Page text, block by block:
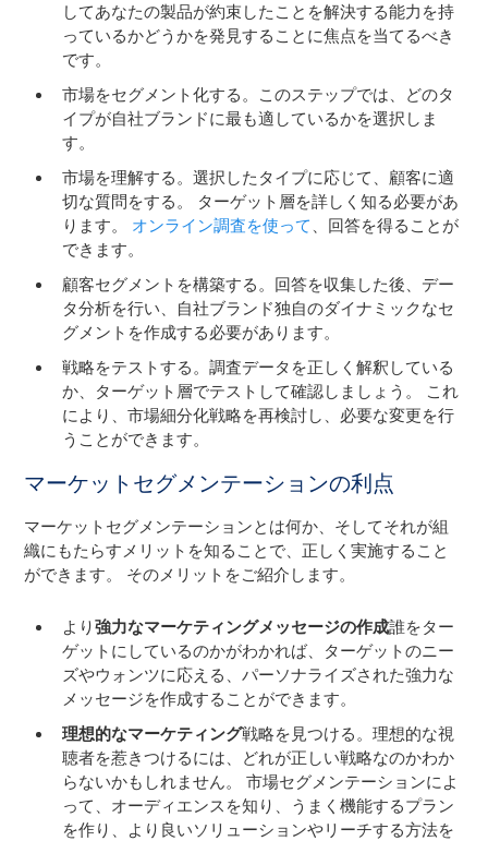
してあなたの製品が約束したことを解決する能力を持
っているかどうかを発見することに焦点を当てるべき
です。
市場をセグメント化する。このステップでは、どのタ
イプが自社ブランドに最も適しているかを選択しま
す。
市場を理解する。選択したタイプに応じて、顧客に適
切な質問をする。 ターゲット層を詳しく知る必要があ
ります。 オンライン調査を使って 、回答を得ることが
できます。
顧客セグメントを構築する。回答を収集した後、デー
タ分析を行い、自社ブランド独自のダイナミックなセ
グメントを作成する必要があります。
戦略をテストする。調査データを正しく解釈している
か、ターゲット層でテストして確認しましょう。 これ
により、市場細分化戦略を再検討し、必要な変更を行
うことができます。
マーケットセグメンテーションの利点
マーケットセグメンテーションとは何か、そしてそれが組
織にもたらすメリットを知ることで、正しく実施すること
ができます。 そのメリットをご紹介します。
より強力なマーケティングメッセージの作成誰をター
ゲットにしているのかがわかれば、ターゲットのニー
ズやウォンツに応える、パーソナライズされた強力な
メッセージを作成することができます。
理想的なマーケティング戦略を見つける。理想的な視
聴者を惹きつけるには、どれが正しい戦略なのかわか
らないかもしれません。 市場セグメンテーションによ
って、オーディエンスを知り、うまく機能するプラン
を作り、より良いソリューションやリーチする方法を